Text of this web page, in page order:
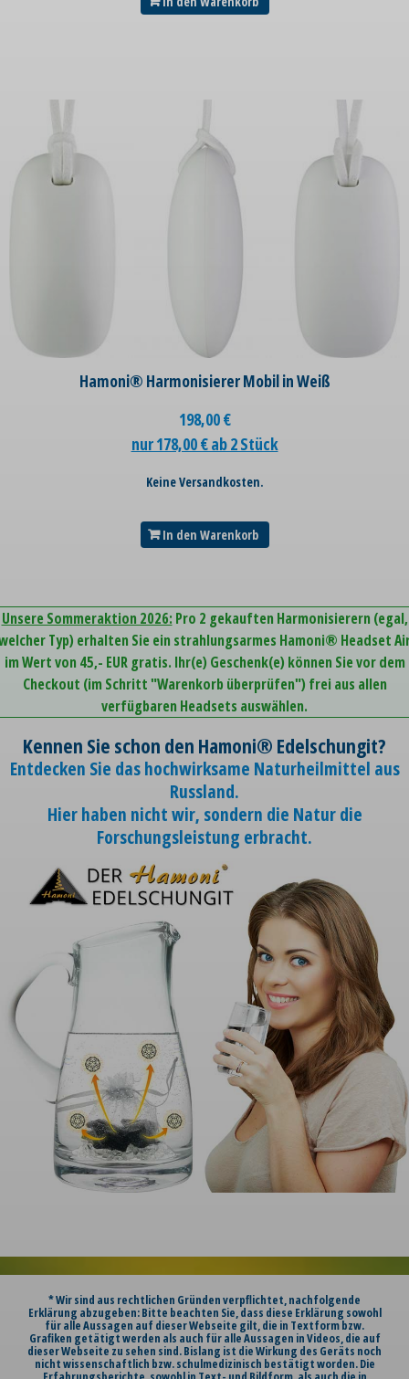
Hamoni® Harmonisierer Mobil in Weiß
198,00€
nur 178,00 € ab 2 Stück
Keine Versandkosten.
In den Warenkorb
Unsere Sommeraktion 2026: Pro 2 gekauften Harmonisierern (egal,
Typ) erhalten Sie ein strahlungsarmes Hamoni® Headset
im Wert von 45,- EUR gratis. Ihr(e) Geschenk(e) können Sie vor dem
Checkout (im Schritt "Warenkorb überprüfen") frei aus allen
verfügbaren Headsets auswählen.
Kennen Sie schon den Hamoni® Edelschungit?
Entdecken Sie das hochwirksame Naturheilmittel aus
Russland.
Hier haben nicht wir, sondern die Natur die
Forschungsleistung erbracht.
* Wir sind aus rechtlichen Gründen verpflichtet, nachfolgende
Erklärung abzugeben: Bitte beachten Sie, dass diese Erklärung sowohl
für alle Aussagen auf dieser Webseite gilt, die in Textform bzw.
Grafiken getätigt werden als auch für alle Aussagen in Videos, die auf
dieser Webseite zu sehen sind. Bislang ist die Wirkung des Geräts noch
nicht wissenschaftlich bzw. schulmedizinisch bestätigt worden. Die